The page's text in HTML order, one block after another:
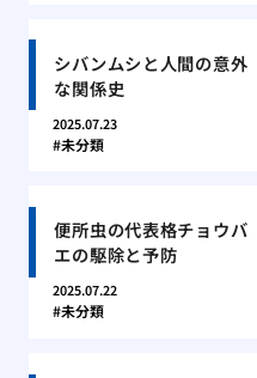
シバンムシと人間の意外
な関係史
2025.07.23
未分類
便所虫の代表格チョウバ
エの駆除と予防
2025.07.22
未分類